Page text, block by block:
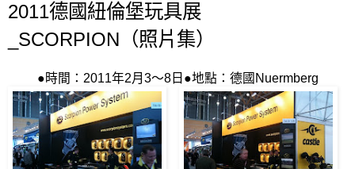
2011德國紐倫堡玩具展
_SCORPION（照片集）
●時間：2011年2月3～8日●地點：德國Nuermberg